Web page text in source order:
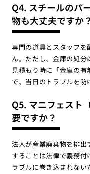
Q4. スチールのパ
物も大丈夫ですか
専門の道具とスタッフ
ん。ただし、金庫の処分
見積もり時に「金庫の
で、当日のトラブルを防
Q5. マニフェスト
要ですか？
法人が産業廃棄物を排
することは法律で義務
ラブルに巻き込まれな